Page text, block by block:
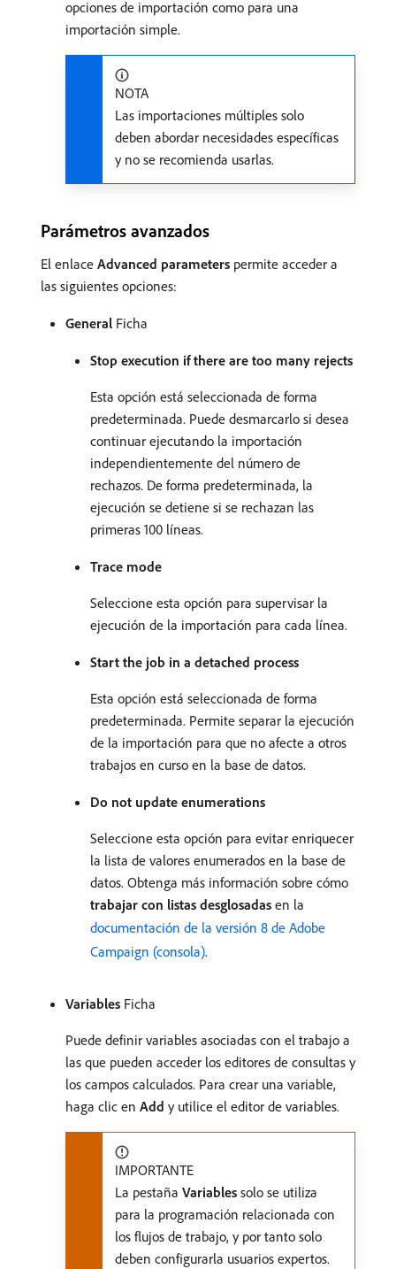
opciones de importación como para una
importación simple.
NOTA
Las importaciones múltiples solo
deben abordar necesidades específicas
y no se recomienda usarlas.
Parámetros avanzados
El enlace Advanced parameters permite acceder a
las siguientes opciones:
General Ficha
Stop execution if there are too many rejects
Esta opción está seleccionada de forma
predeterminada. Puede desmarcarlo si desea
continuar ejecutando la importación
independientemente del número de
rechazos. De forma predeterminada, la
ejecución se detiene si se rechazan las
primeras 100 líneas.
Trace mode
Seleccione esta opción para supervisar la
ejecución de la importación para cada línea.
Start the job in a detached process
Esta opción está seleccionada de forma
predeterminada. Permite separar la ejecución
de la importación para que no afecte a otros
trabajos en curso en la base de datos.
Do not update enumerations
Seleccione esta opción para evitar enriquecer
la lista de valores enumerados en la base de
datos. Obtenga más información sobre cómo
trabajar con listas desglosadas en la
documentación de la versión 8 de Adobe
Campaign (consola).
Variables Ficha
Puede definir variables asociadas con el trabajo a
las que pueden acceder los editores de consultas y
los campos calculados. Para crear una variable,
haga clic en Add y utilice el editor de variables.
IMPORTANTE
La pestaña Variables solo se utiliza
para la programación relacionada con
los flujos de trabajo, y por tanto solo
deben configurarla usuarios expertos.